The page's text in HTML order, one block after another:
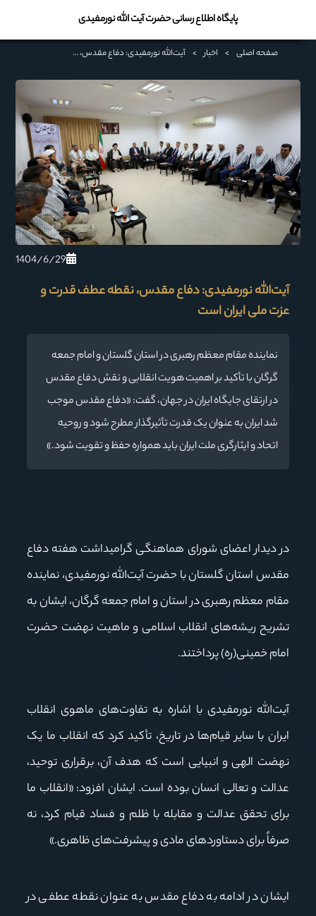
پایگاه اطلاع رسانی حضرت آیت الله نورمفیدی
صفحه اصلی > اخبار > آیت‌الله نورمفیدی: دفاع مقدس، نقطه عطف قدرت و عزت ملی ایران است
1404/6/29
آیت‌الله نورمفیدی: دفاع مقدس، نقطه عطف قدرت و
عزت ملی ایران است
نماینده مقام معظم رهبری در استان گلستان و امام جمعه
گرگان با تأکید بر اهمیت هویت انقلابی و نقش دفاع مقدس
در ارتقای جایگاه ایران در جهان، گفت: «دفاع مقدس موجب
شد ایران به عنوان یک قدرت تأثیرگذار مطرح شود و روحیه
اتحاد و ایثارگری ملت ایران باید همواره حفظ و تقویت شود.»
در دیدار اعضای شورای هماهنگی گرامیداشت هفته دفاع
مقدس استان گلستان با حضرت آیت‌الله نورمفیدی، نماینده
مقام معظم رهبری در استان و امام جمعه گرگان، ایشان به
تشریح ریشه‌های انقلاب اسلامی و ماهیت نهضت حضرت
امام خمینی(ره) پرداختند.
آیت‌الله نورمفیدی با اشاره به تفاوت‌های ماهوی انقلاب
ایران با سایر قیام‌ها در تاریخ، تأکید کرد که انقلاب ما یک
نهضت الهی و انبیایی است که هدف آن، برقراری توحید،
عدالت و تعالی انسان بوده است. ایشان افزود: «انقلاب ما
برای تحقق عدالت و مقابله با ظلم و فساد قیام کرد، نه
صرفاً برای دستاوردهای مادی و پیشرفت‌های ظاهری.»
ایشان در ادامه به دفاع مقدس به عنوان نقطه عطفی در